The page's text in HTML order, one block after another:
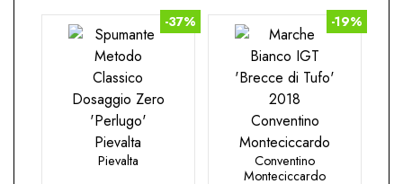
-37%
Pievalta
-19%
Conventino
Monteciccardo